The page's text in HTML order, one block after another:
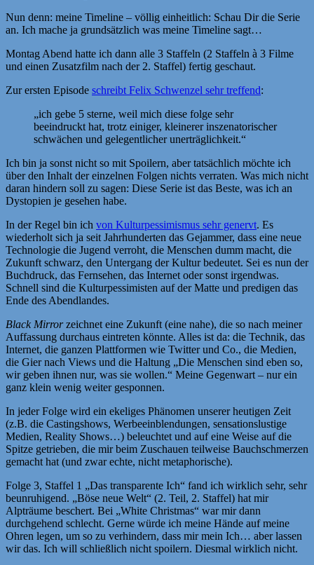
Nun denn: meine Timeline – völlig einheitlich: Schau Dir die Serie
an. Ich mache ja grundsätzlich was meine Timeline sagt…
Montag Abend hatte ich dann alle 3 Staffeln (2 Staffeln à 3 Filme
und einen Zusatzfilm nach der 2. Staffel) fertig geschaut.
Zur ersten Episode schreibt Felix Schwenzel sehr treffend:
„ich gebe 5 sterne, weil mich diese folge sehr
beeindruckt hat, trotz einiger, kleinerer inszenatorischer
schwächen und gelegentlicher unerträglichkeit.“
Ich bin ja sonst nicht so mit Spoilern, aber tatsächlich möchte ich
über den Inhalt der einzelnen Folgen nichts verraten. Was mich nicht
daran hindern soll zu sagen: Diese Serie ist das Beste, was ich an
Dystopien je gesehen habe.
In der Regel bin ich von Kulturpessimismus sehr genervt. Es
wiederholt sich ja seit Jahrhunderten das Gejammer, dass eine neue
Technologie die Jugend verroht, die Menschen dumm macht, die
Zukunft schwarz, den Untergang der Kultur bedeutet. Sei es nun der
Buchdruck, das Fernsehen, das Internet oder sonst irgendwas.
Schnell sind die Kulturpessimisten auf der Matte und predigen das
Ende des Abendlandes.
Black Mirrorzeichnet eine Zukunft (eine nahe), die so nach meiner
Auffassung durchaus eintreten könnte. Alles ist da: die Technik, das
Internet, die ganzen Plattformen wie Twitter und Co., die Medien,
die Gier nach Views und die Haltung „Die Menschen sind eben so,
wir geben ihnen nur, was sie wollen.“ Meine Gegenwart – nur ein
ganz klein wenig weiter gesponnen.
In jeder Folge wird ein ekeliges Phänomen unserer heutigen Zeit
(z.B. die Castingshows, Werbeeinblendungen, sensationslustige
Medien, Reality Shows…) beleuchtet und auf eine Weise auf die
Spitze getrieben, die mir beim Zuschauen teilweise Bauchschmerzen
gemacht hat (und zwar echte, nicht metaphorische).
Folge 3, Staffel 1 „Das transparente Ich“ fand ich wirklich sehr, sehr
beunruhigend. „Böse neue Welt“ (2. Teil, 2. Staffel) hat mir
Alpträume beschert. Bei „White Christmas“ war mir dann
durchgehend schlecht. Gerne würde ich meine Hände auf meine
Ohren legen, um so zu verhindern, dass mir mein Ich… aber lassen
wir das. Ich will schließlich nicht spoilern. Diesmal wirklich nicht.